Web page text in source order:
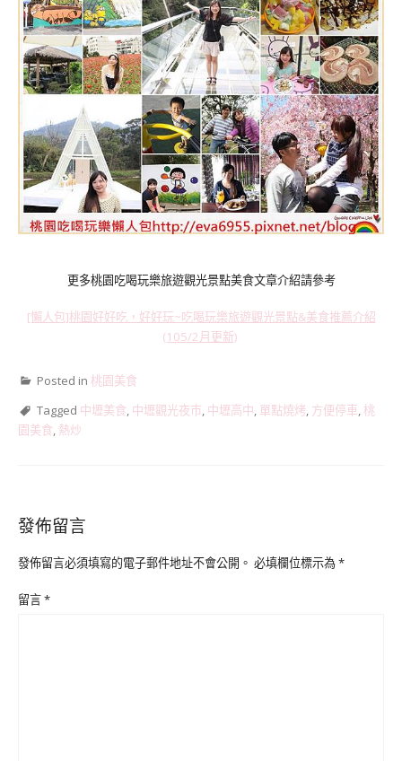
更多桃園吃喝玩樂旅遊觀光景點美食文章介紹請參考
[懶人包]桃園好好吃，好好玩~吃喝玩樂旅遊觀光景點&美食推薦介紹
(105/2月更新)
Posted in 桃園美食
Tagged 中壢美食, 中壢觀光夜市, 中壢高中, 單點燒烤, 方便停車, 桃
園美食, 熱炒
發佈留言
發佈留言必須填寫的電子郵件地址不會公開。 必填欄位標示為*
留言*